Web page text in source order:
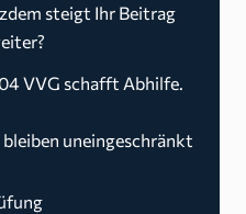
steigt Ihr Beitrag
VVG schafft Abhilfe.
uneingeschränkt